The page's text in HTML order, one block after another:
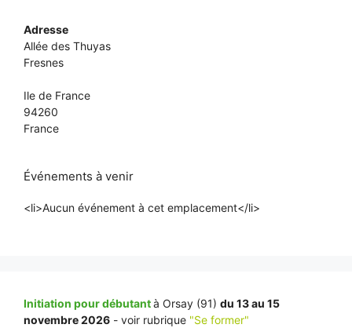
Adresse
Allée des Thuyas
Fresnes
Ile de France
94260
France
Événements à venir
<li>Aucun événement à cet emplacement</li>
Initiation pour débutantà Orsay (91) du 13 au 15
novembre 2026 - voir rubrique "Se former"